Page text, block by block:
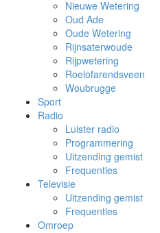
Nieuwe Wetering
Oud Ade
Oude Wetering
Rijnsaterwoude
Rijpwetering
Roelofarendsveen
Woubrugge
Sport
Radio
Luister radio
Programmering
Uitzending gemist
Frequenties
Televisie
Uitzending gemist
Frequenties
Omroep